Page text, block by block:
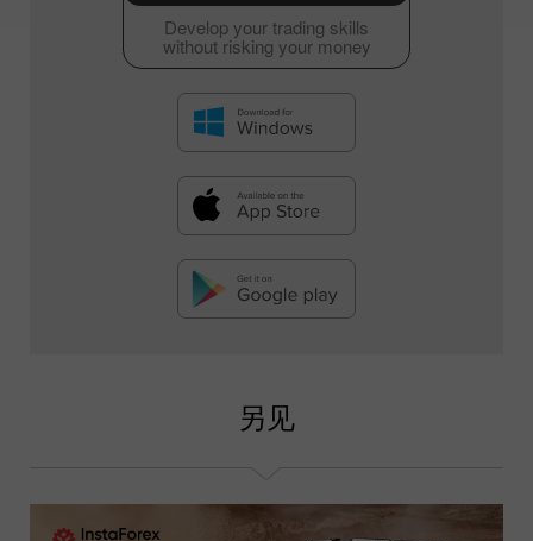
Develop your trading skills
without risking your money
另见